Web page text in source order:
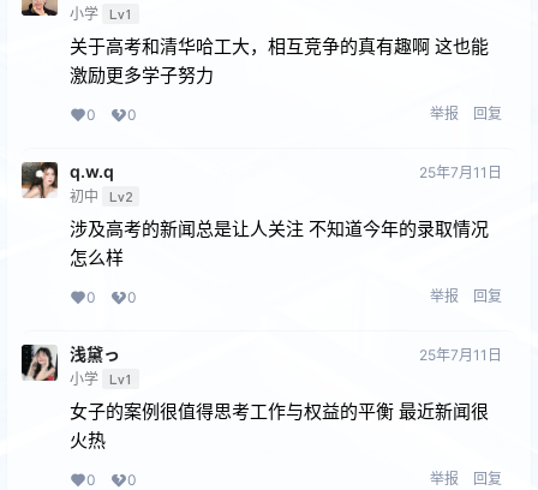
小学 Lv1
关于高考和清华哈工大，相互竞争的真有趣啊 这也能
激励更多学子努力
0 0 举报 回复
q.w.q
初中 Lv2
25年7月11日
涉及高考的新闻总是让人关注 不知道今年的录取情况
怎么样
0 0 举报 回复
浅黛っ
小学 Lv1
25年7月11日
女子的案例很值得思考工作与权益的平衡 最近新闻很
火热
0 0 举报 回复